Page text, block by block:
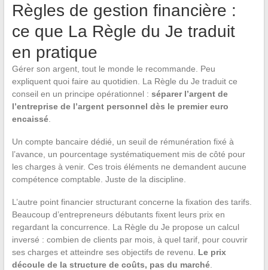
Règles de gestion financière :
ce que La Règle du Je traduit
en pratique
Gérer son argent, tout le monde le recommande. Peu
expliquent quoi faire au quotidien. La Règle du Je traduit ce
conseil en un principe opérationnel : séparer l’argent de
l’entreprise de l’argent personnel dès le premier euro
encaissé.
Un compte bancaire dédié, un seuil de rémunération fixé à
l’avance, un pourcentage systématiquement mis de côté pour
les charges à venir. Ces trois éléments ne demandent aucune
compétence comptable. Juste de la discipline.
L’autre point financier structurant concerne la fixation des tarifs.
Beaucoup d’entrepreneurs débutants fixent leurs prix en
regardant la concurrence. La Règle du Je propose un calcul
inversé : combien de clients par mois, à quel tarif, pour couvrir
ses charges et atteindre ses objectifs de revenu. Le prix
découle de la structure de coûts, pas du marché.